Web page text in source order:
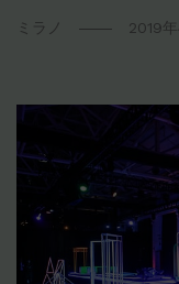
ミラノ 2019年